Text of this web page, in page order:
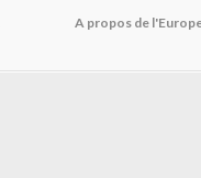
A propos de